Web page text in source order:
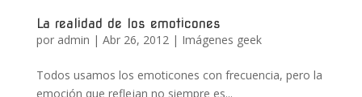
La realidad de los emoticones
por admin | Abr 26, 2012| Imágenes geek
Todos usamos los emoticones con frecuencia, pero la
emoción que reflejan no siempre es...